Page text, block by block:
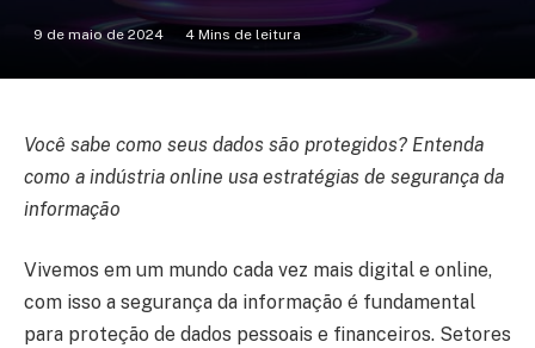
9 de maio de 2024 4 Mins de leitura
Você sabe como seus dados são protegidos? Entenda
como a indústria online usa estratégias de segurança da
informação
Vivemos em um mundo cada vez mais digital e online,
com isso a segurança da informação é fundamental
para proteção de dados pessoais e financeiros. Setores